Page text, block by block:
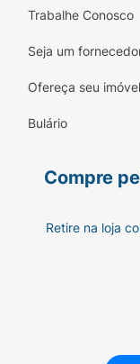
Trabalhe Conosco
Seja um
Ofereça seu imóvel
Bulário
Compre
Retire na loja